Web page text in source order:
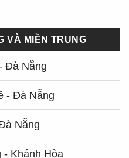
VÀ MIỀN TRUNG
Đà Nẵng
- Đà Nẵng
Nẵng
- Khánh Hòa